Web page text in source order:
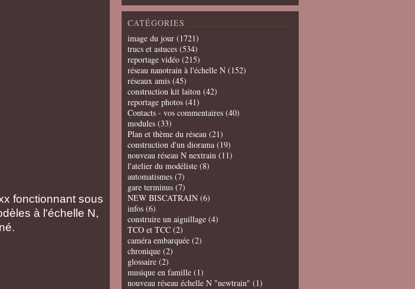
fonctionnant sous
à l'échelle N,
CATÉGORIES
image du jour (1721)
trucs et astuces (534)
reportage vidéo (215)
réseau nanotrain à l'échelle N (152)
réseaux amis (45)
construction kit laiton (42)
reportage photos (41)
Contacts - vos commentaires (40)
modules (33)
Plan et thème du réseau (21)
construction d'un diorama (19)
nouveau réseau N nextrain (11)
l'atelier du modéliste (8)
automatismes (7)
gare terminus (7)
NEW BISCATRAIN (6)
infos (6)
construire un aiguillage (4)
TCO et TCC (2)
caméra embarquée (2)
chronique (2)
glossaire (2)
musique en famille (1)
nouveau réseau échelle N "newtrain" (1)